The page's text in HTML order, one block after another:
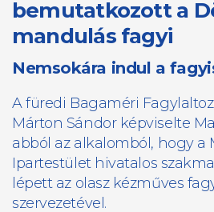
bemutatkozott a
mandulás fagyi
Nemsokára indul a
A füredi Bagaméri
Márton Sándor képviselte
abból az alkalomból, hogy a
Ipartestület hivatalos
lépett az olasz kézműves
szervezetével.